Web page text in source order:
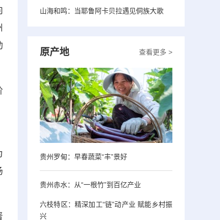
山海和鸣：当耶鲁阿卡贝拉遇见侗族大歌
查看更多 >
原产地
贵州罗甸：早春蔬菜“丰”景好
贵州赤水：从“一根竹”到百亿产业
六枝特区：精深加工“链”动产业 赋能乡村振
兴